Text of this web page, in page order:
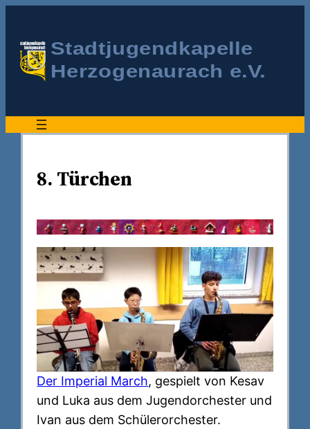
8. Türchen
Der Imperial March, gespielt von Kesav
und Luka aus dem Jugendorchester und
Ivan aus dem Schülerorchester.